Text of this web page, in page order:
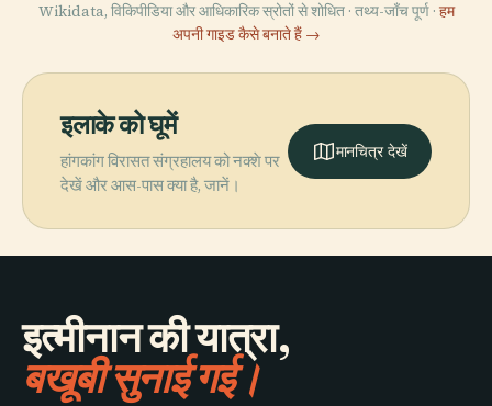
Wikidata, विकिपीडिया और आधिकारिक स्रोतों से शोधित · तथ्य-जाँच पूर्ण · हम
अपनी गाइड कैसे बनाते हैं →
इलाके को घूमें
हांगकांग विरासत संग्रहालय को नक्शे पर
देखें और आस-पास क्या है, जानें।
मानचित्र देखें
इत्मीनान की यात्रा,
बखूबी सुनाई गई।